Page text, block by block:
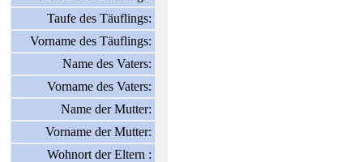
Taufe des Täuflings:
Vorname des Täuflings:
Name des Vaters:
Vorname des Vaters:
Name der Mutter:
Vorname der Mutter:
Wohnort der Eltern :